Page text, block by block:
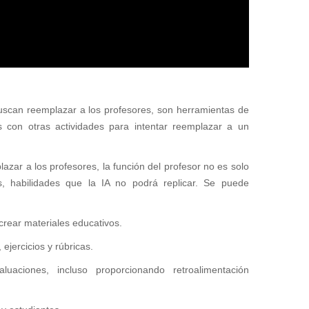
reemplazar a los profesores, son herramientas de
con otras actividades para intentar reemplazar a un
a los profesores, la función del profesor no es solo
habilidades que la IA no podrá replicar. Se puede
materiales educativos.
y rúbricas.
incluso proporcionando retroalimentación